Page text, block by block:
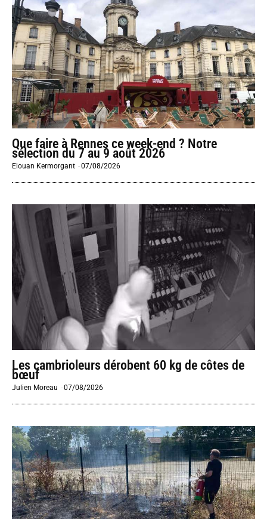
Que faire à Rennes ce week-end ? Notre
sélection du 7 au 9 août 2026
Elouan Kermorgant -07/08/2026
Les cambrioleurs dérobent 60 kg de côtes de
bœuf
Julien Moreau -07/08/2026